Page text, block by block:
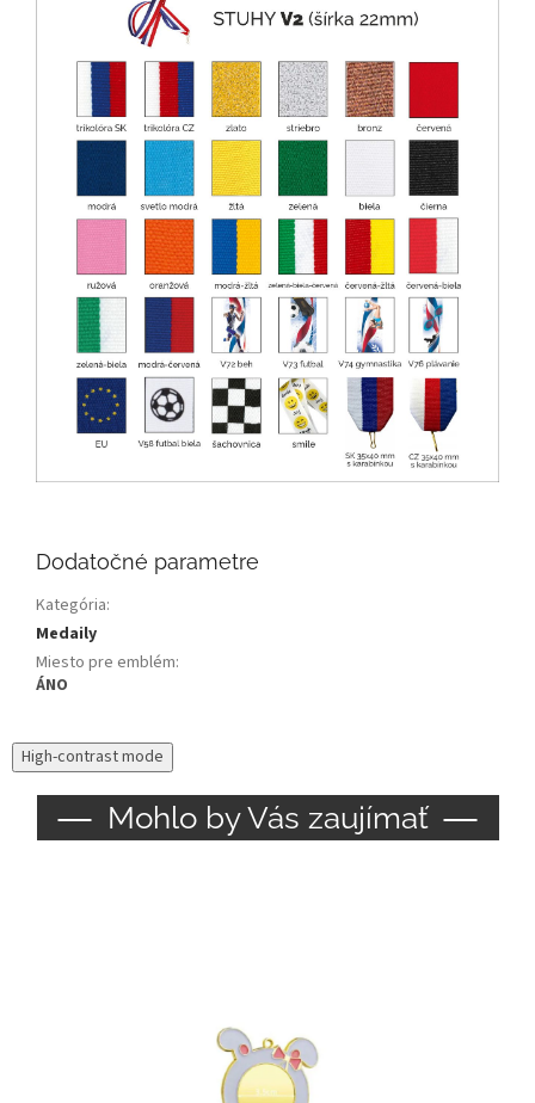
Dodatočné parametre
Kategória:
Medaily
Miesto pre emblém:
ÁNO
High-contrast mode
Mohlo by Vás zaujímať